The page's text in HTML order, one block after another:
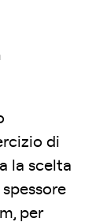
di
la scelta
per